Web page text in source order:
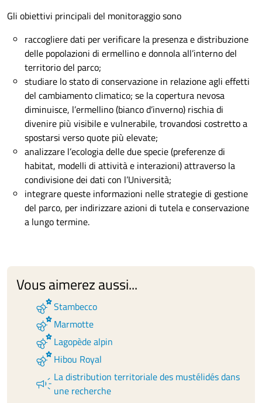
Gli obiettivi principali del monitoraggio sono
raccogliere dati per verificare la presenza e distribuzione
delle popolazioni di ermellino e donnola all’interno del
territorio del parco;
studiare lo stato di conservazione in relazione agli effetti
del cambiamento climatico; se la copertura nevosa
diminuisce, l’ermellino (bianco d’inverno) rischia di
divenire più visibile e vulnerabile, trovandosi costretto a
spostarsi verso quote più elevate;
analizzare l’ecologia delle due specie (preferenze di
habitat, modelli di attività e interazioni) attraverso la
condivisione dei dati con l’Università;
integrare queste informazioni nelle strategie di gestione
del parco, per indirizzare azioni di tutela e conservazione
a lungo termine.
Vous aimerez aussi...
emoji_natureStambecco
emoji_natureMarmotte
emoji_natureLagopède alpin
emoji_natureHibou Royal
campaign La distribution territoriale des mustélidés dans
une recherche